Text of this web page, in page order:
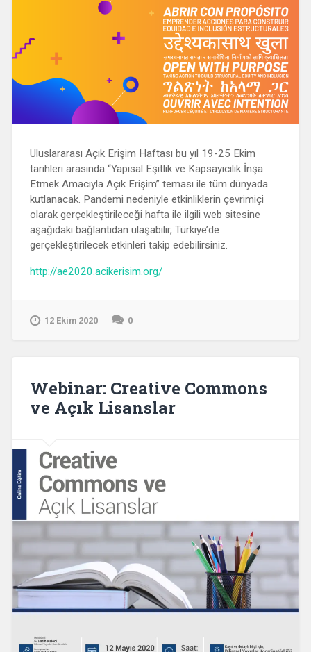
Uluslararası Açık Erişim Haftası bu yıl 19-25 Ekim
tarihleri arasında “Yapısal Eşitlik ve Kapsayıcılık İnşa
Etmek Amacıyla Açık Erişim” teması ile tüm dünyada
kutlanacak. Pandemi nedeniyle etkinliklerin çevrimiçi
olarak gerçekleştirileceği hafta ile ilgili web sitesine
aşağıdaki bağlantıdan ulaşabilir, Türkiye’de
gerçekleştirilecek etkinleri takip edebilirsiniz.
http://ae2020.acikerisim.org/
12 Ekim 2020 0
Webinar: Creative Commons
ve Açık Lisanslar